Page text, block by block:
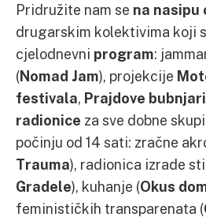
Pridružite nam se na nasipu
drugarskim kolektivima koji
cjelodnevni program:
(Nomad Jam), projekcije
festivala, Prajdove
radionice za sve dobne
počinju od 14 sati: zračne
Trauma), radionica izrade
Gradele), kuhanje (Okus
feminističkih transparenata (